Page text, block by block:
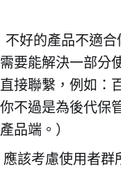
不好的產品不適
要能解決一部分
接聯繫，例如：
不過是為後代保
品端。）
該考慮使用者群